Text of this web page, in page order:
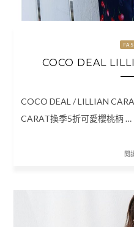
COCO DEAL
COCO DEAL / LILLIAN
CARAT換季5折可愛櫻桃柄 …
閱